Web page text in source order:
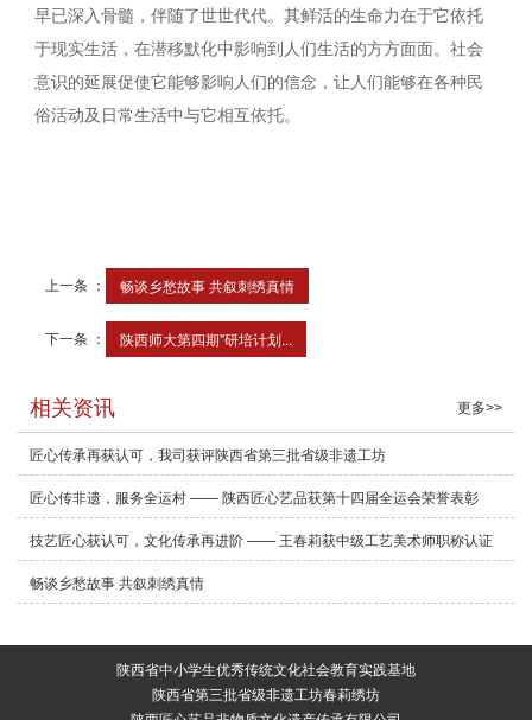
早已深入骨髓，伴随了世世代代。其鲜活的生命力在于它依托
于现实生活，在潜移默化中影响到人们生活的方方面面。社会
意识的延展促使它能够影响人们的信念，让人们能够在各种民
俗活动及日常生活中与它相互依托。
上一条 ： 畅谈乡愁故事 共叙刺绣真情
下一条 ： 陕西师大第四期"研培计划...
相关资讯 更多>>
匠心传承再获认可，我司获评陕西省第三批省级非遗工坊
匠心传非遗，服务全运村 —— 陕西匠心艺品获第十四届全运会荣誉表彰
技艺匠心获认可，文化传承再进阶 —— 王春莉获中级工艺美术师职称认证
畅谈乡愁故事 共叙刺绣真情
陕西省中小学生优秀传统文化社会教育实践基地
陕西省第三批省级非遗工坊春莉绣坊